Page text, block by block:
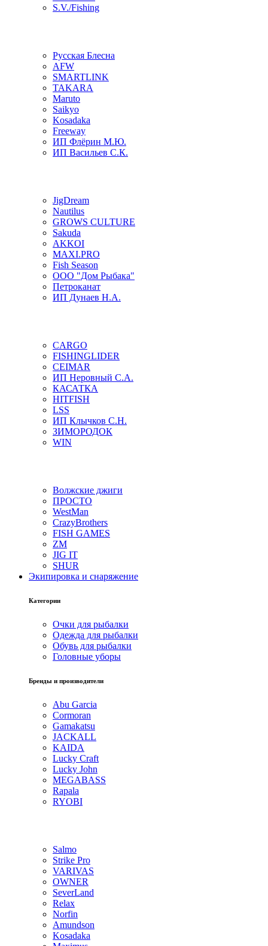
S.V./Fishing
Русская Блесна
AFW
SMARTLINK
TAKARA
Maruto
Saikyo
Kosadaka
Freeway
ИП Флёрин М.Ю.
ИП Васильев С.К.
JigDream
Nautilus
GROWS CULTURE
Sakuda
AKKOI
MAXI.PRO
Fish Season
ООО "Дом Рыбака"
Петроканат
ИП Дунаев Н.А.
CARGO
FISHINGLIDER
CEIMAR
ИП Неровный С.А.
КАСАТКА
HITFISH
LSS
ИП Клычков С.Н.
ЗИМОРОДОК
WIN
Волжские джиги
ПРОСТО
WestMan
CrazyBrothers
FISH GAMES
ZM
JIG IT
SHUR
Экипировка и снаряжение
Категории
Очки для рыбалки
Одежда для рыбалки
Обувь для рыбалки
Головные уборы
Бренды и производители
Abu Garcia
Cormoran
Gamakatsu
JACKALL
KAIDA
Lucky Craft
Lucky John
MEGABASS
Rapala
RYOBI
Salmo
Strike Pro
VARIVAS
OWNER
SeverLand
Relax
Norfin
Amundson
Kosadaka